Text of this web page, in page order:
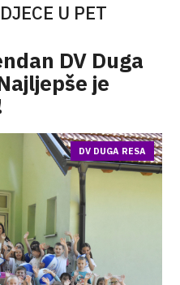
U PET
DV Duga
je
DV DUGA RESA